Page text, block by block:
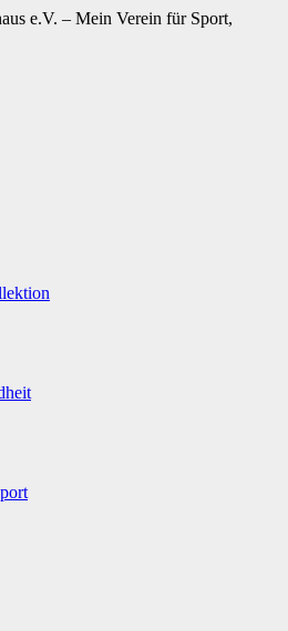
e.V. – Mein Verein für Sport,